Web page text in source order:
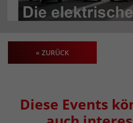
« ZURÜCK
Diese Events